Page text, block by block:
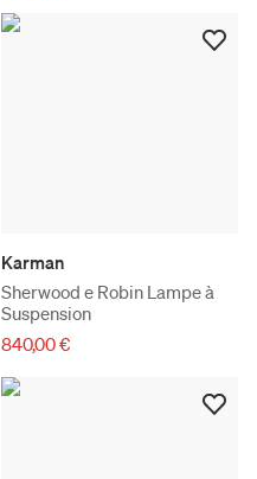
Karman
Sherwood e Robin Lampe à
Suspension
840,00 €